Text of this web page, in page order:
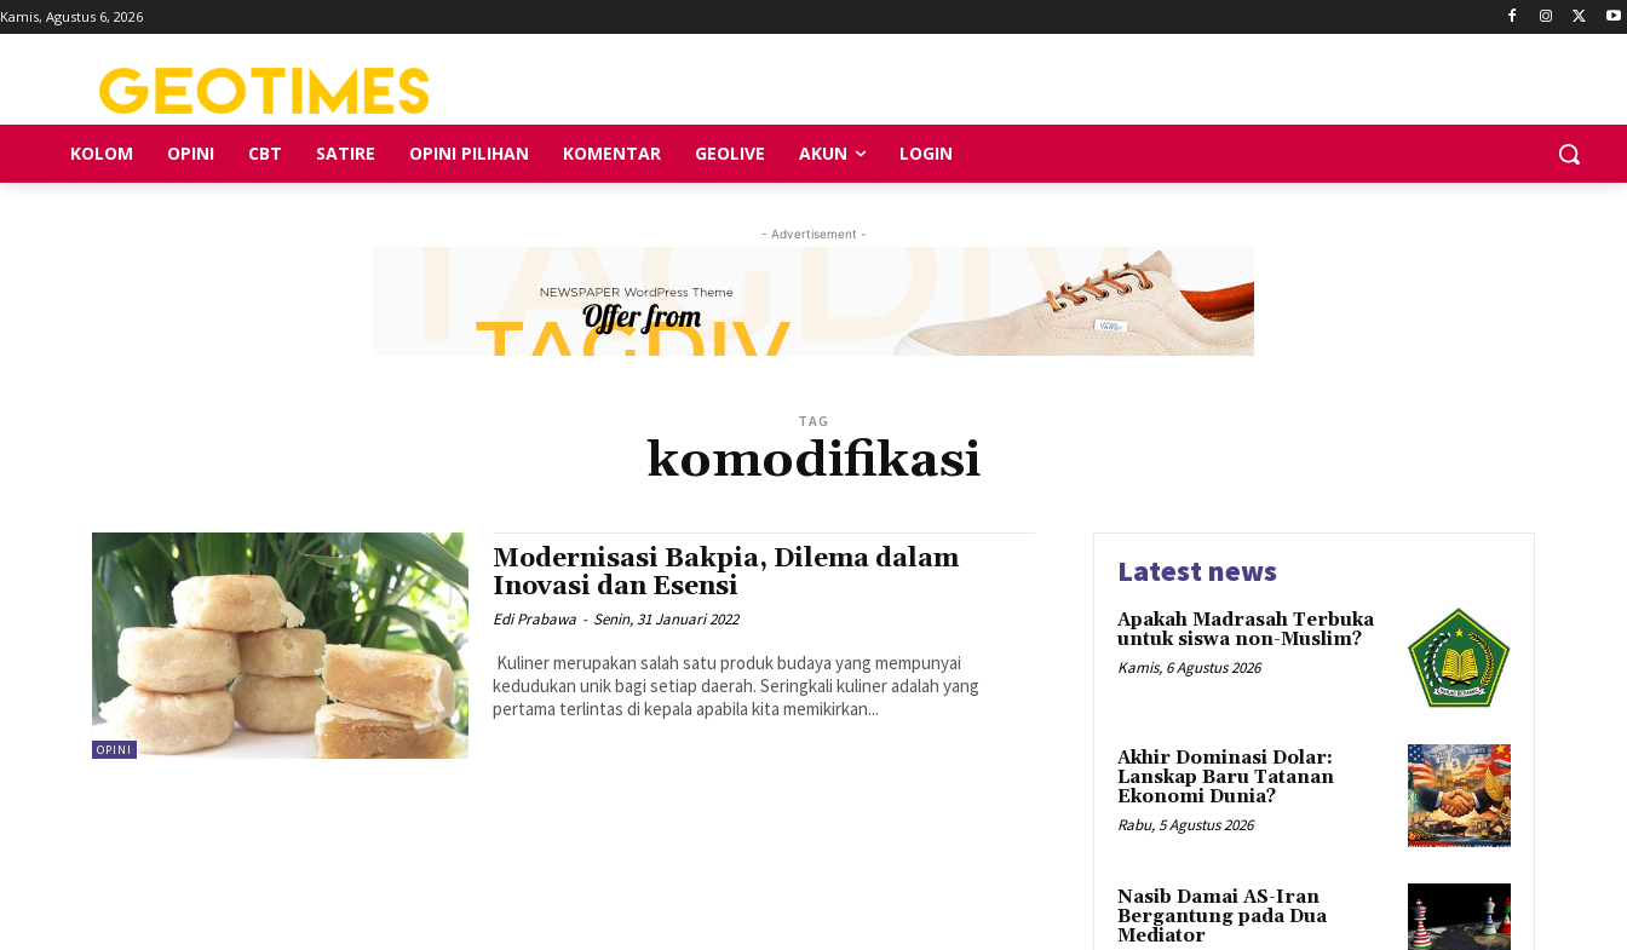
Kamis, Agustus 6, 2026
KOLOM OPINI CBT SATIRE OPINI PILIHAN KOMENTAR GEOLIVE AKUN LOGIN
- Advertisement -
TAG
komodifikasi
OPINI
Modernisasi Bakpia, Dilema dalam
Inovasi dan Esensi
Edi Prabawa - Senin, 31 Januari 2022
Kuliner merupakan salah satu produk budaya yang mempunyai
kedudukan unik bagi setiap daerah. Seringkali kuliner adalah yang
pertama terlintas di kepala apabila kita memikirkan...
Latest news
Apakah Madrasah Terbuka
untuk siswa non-Muslim?
Kamis, 6 Agustus 2026
Akhir Dominasi Dolar:
Lanskap Baru Tatanan
Ekonomi Dunia?
Rabu, 5 Agustus 2026
Nasib Damai AS-Iran
Bergantung pada Dua
Mediator